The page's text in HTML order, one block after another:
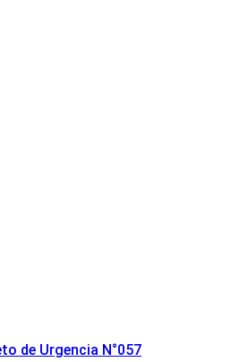
de Urgencia N°057